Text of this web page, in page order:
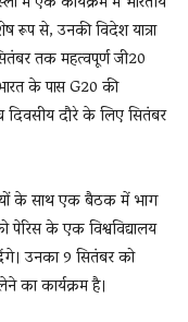
रूप से, उनकी विदेश यात्रा
तक महत्वपूर्ण जी20
के पास G20 की
दिवसीय दौरे के लिए सितंबर
के साथ एक बैठक में भाग
पेरिस के एक विश्वविद्यालय
उनका 9 सितंबर को
का कार्यक्रम है।